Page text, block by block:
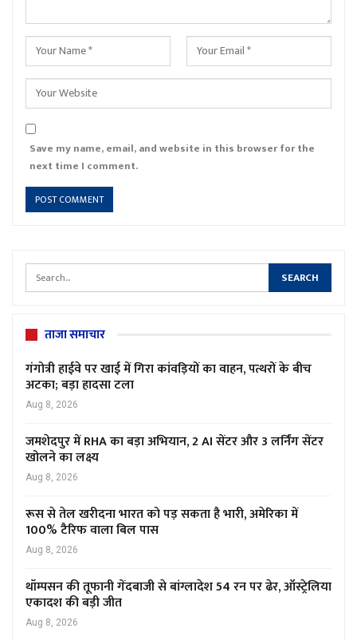
Save my name, email, and website in this browser for the
next time I comment.
ताजा समाचार
गंगोत्री हाईवे पर खाई में गिरा कांवड़ियों का वाहन, पत्थरों के बीच
अटका; बड़ा हादसा टला
Aug 8, 2026
जमशेदपुर में RHA का बड़ा अभियान, 2 AI सेंटर और 3 लर्निंग सेंटर
खोलने का लक्ष्य
Aug 8, 2026
रूस से तेल खरीदना भारत को पड़ सकता है भारी, अमेरिका में
100% टैरिफ वाला बिल पास
Aug 8, 2026
थॉम्पसन की तूफानी गेंदबाजी से बांग्लादेश 54 रन पर ढेर, ऑस्ट्रेलिया
एकादश की बड़ी जीत
Aug 8, 2026